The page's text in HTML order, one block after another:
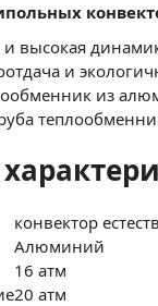
высокая
и
из
конвектор
Алюминий
16 атм
20 атм